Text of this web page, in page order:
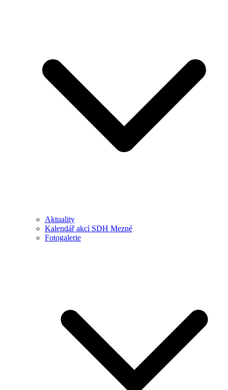
Aktuality
Kalendář akcí SDH Mezné
Fotogalerie